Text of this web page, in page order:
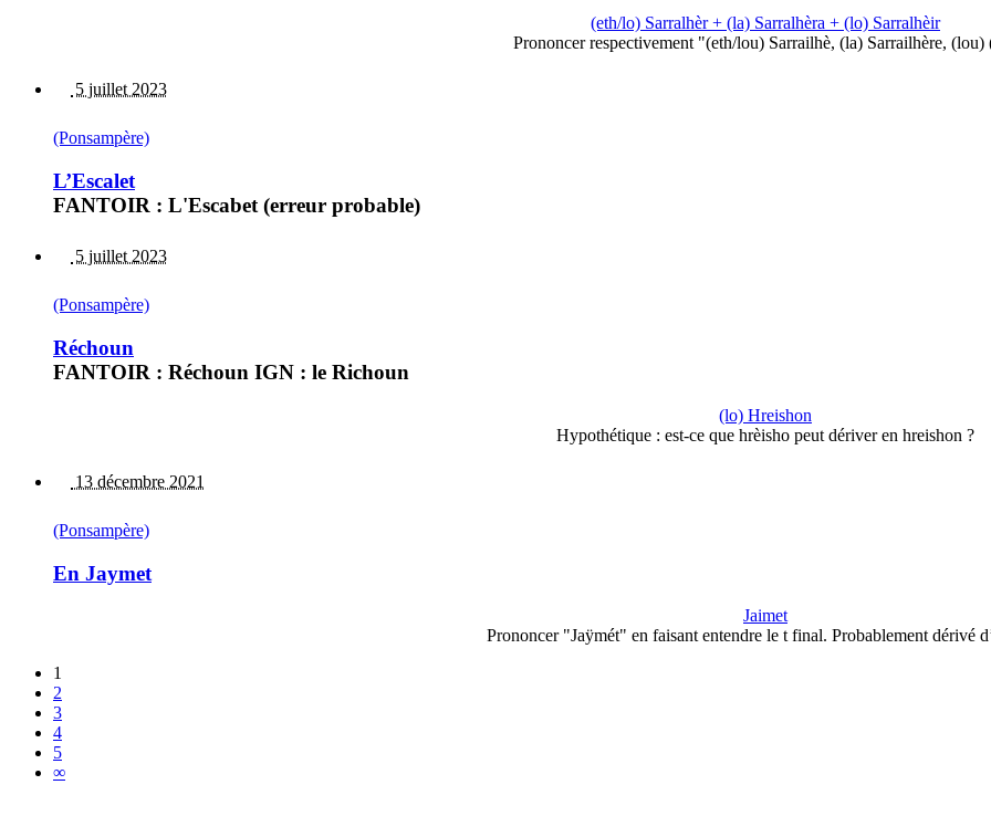
(eth/lo) Sarralhèr + (la) Sarralhèra + (lo) Sarralhèir
Prononcer respectivement "(eth/lou) Sarrailhè, (la) Sarrailhère,
5 juillet 2023
(Ponsampère)
L’Escalet
FANTOIR : L'Escabet (erreur probable)
5 juillet 2023
(Ponsampère)
Réchoun
FANTOIR : Réchoun IGN : le Richoun
(lo) Hreishon
Hypothétique : est-ce que hrèisho peut dériver en hreishon ?
13 décembre 2021
(Ponsampère)
En Jaymet
Jaimet
Prononcer "Jaÿmét" en faisant entendre le t final. Probablement dérivé
1
2
3
4
5
∞